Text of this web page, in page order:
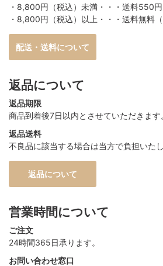
・8,800円（税込）未満・・・送料550
・8,800円（税込）以上・・・送料無料（
配送・送料について
返品について
返品期限
商品到着後7日以内とさせていただきます
返品送料
不良品に該当する場合は当方で負担いたし
返品について
営業時間について
ご注文
24時間365日承ります。
お問い合わせ窓口